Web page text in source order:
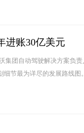
进账30亿美元
集团自动驾驶解决方案负
节最为详尽的发展路线